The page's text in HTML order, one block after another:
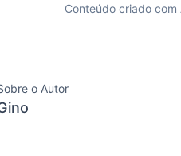
Conteúdo criado
o Autor